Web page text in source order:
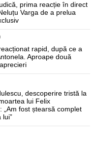
prima reacție în direct
Varga de a prelua
rapid, după ce a
Aproape două
descoperire tristă la
lui Felix
„Am fost ștearsă complet
lui”